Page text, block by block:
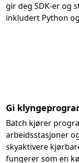
gir deg SDK-er og
inkludert Python og
Gi
Batch kjører
arbeidsstasjoner
skyaktivere
fungerer som en